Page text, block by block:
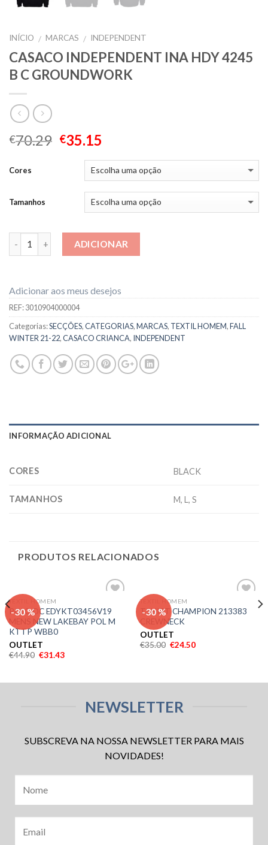
INÍCIO / MARCAS / INDEPENDENT
CASACO INDEPENDENT INA HDY 4245
B C GROUNDWORK
€70.29 €35.15
Cores
Tamanhos
Quantidade ADICIONAR
Adicionar aos meus desejos
REF:3010904000004
Categorias:SECÇÕES,CATEGORIAS,MARCAS, TEXTIL HOMEM,FALL
WINTER 21-22,CASACO CRIANCA, INDEPENDENT
INFORMAÇÃO ADICIONAL
CORES BLACK
TAMANHOS M, L, S
PRODUTOS RELACIONADOS
-30 %
aos meus
desejos
TEXTIL HOMEM
POLO DC EDYKT03456V19
MENS NEW LAKEBAY POL M
KTTP WBB0
OUTLET
€44.90 €31.43
-30 %
aos meus
TEXTIL HOMEM
TSHIRT CHAMPION 213383
CREWNECK
OUTLET
€35.00 €24.50
NEWSLETTER
SUBSCREVA NA NOSSA NEWSLETTER PARA MAIS
NOVIDADES!